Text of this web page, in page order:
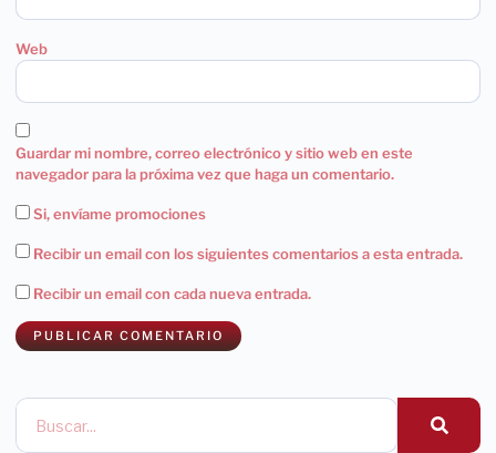
Web
Guardar mi nombre, correo electrónico y sitio web en este
navegador para la próxima vez que haga un comentario.
Si, envíame promociones
Recibir un email con los siguientes comentarios a esta entrada.
Recibir un email con cada nueva entrada.